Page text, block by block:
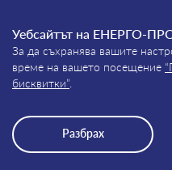
Уебсайтът на ЕНЕРГО-ПРО
За да съхранява вашите
време на вашето посещение
бисквитки”
Разбрах